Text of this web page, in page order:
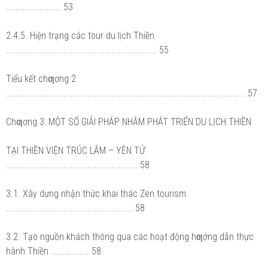
....................... 53
2.4.5. Hiện trạng các tour du lịch Thiền
............................................................... 55
Tiểu kết chƣơng 2
.................................................................................................... 57
Chƣơng 3: MỘT SỐ GIẢI PHÁP NHẰM PHÁT TRIỂN DU LỊCH THIỀN
TẠI THIỀN VIỆN TRÚC LÂM – YÊN TỬ
....................................................... 58
3.1. Xây dựng nhận thức khai thác Zen tourism
..................................................... 58
3.2. Tạo nguồn khách thông qua các hoạt động hƣớng dẫn thực
hành Thiền ................ 58